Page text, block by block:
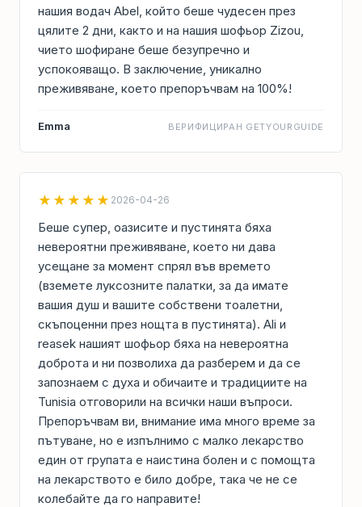
нашия водач Abel, който беше чудесен през
цялите 2 дни, както и на нашия шофьор Zizou,
чието шофиране беше безупречно и
успокояващо. В заключение, уникално
преживяване, което препоръчвам на 100%!
Emma ВЕРИФИЦИРАН GETYOURGUIDE
★★★★★ 2026-04-26
Беше супер, оазисите и пустинята бяха
невероятни преживяване, което ни дава
усещане за момент спрял във времето
(вземете луксозните палатки, за да имате
вашия душ и вашите собствени тоалетни,
скъпоценни през нощта в пустинята). Ali и
reasek нашият шофьор бяха на невероятна
доброта и ни позволиха да разберем и да се
запознаем с духа и обичаите и традициите на
Tunisia отговорили на всички наши въпроси.
Препоръчвам ви, внимание има много време за
пътуване, но е изпълнимо с малко лекарство
един от групата е наистина болен и с помощта
на лекарството е било добре, така че не се
колебайте да го направите!